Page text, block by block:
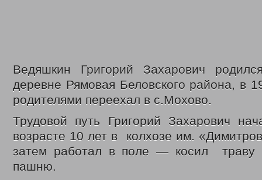
Датчики угарного газа
Интернет приемная
Видео
С Днем социального работника
День социального работника 2018г.
Кемеровская область = Кузбасс
Фонд поддержки детей
Детский телефон доверия
Дарите доброту сердец
В центре внимания – пожарная безопасность
Противопаводковые учения
Ведяшкин Григорий Захарович
деревне Рямовая Беловского района, в
родителями переехал в с.Мохово.
Трудовой путь Григорий Захарович
возрасте 10 лет в колхозе им.
затем работал в поле — косил траву
пашню.